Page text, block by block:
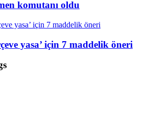
komutanı oldu
yasa’ için 7 maddelik öneri